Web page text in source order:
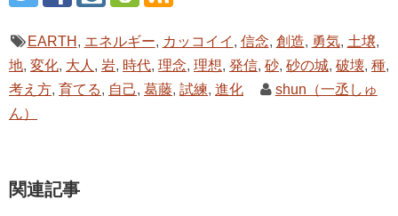
EARTH , エネルギー, カッコイイ , 信念, 創造, 勇気, 土壌,
地, 変化, 大人 , 岩, 時代, 理念, 理想, 発信, 砂, 砂の城, 破壊, 種,
考え方, 育てる, 自己, 葛藤, 試練, 進化
shun（一丞しゅ
ん）
関連記事